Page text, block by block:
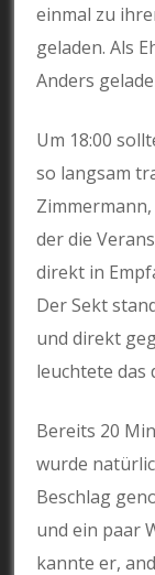
einmal zu
geladen. Als
Anders
Um 18:00
so langsam
der die
direkt in
Der Sekt
und direkt
leuchtete das
Bereits 20
wurde
Beschlag
und ein paar
kannte er,